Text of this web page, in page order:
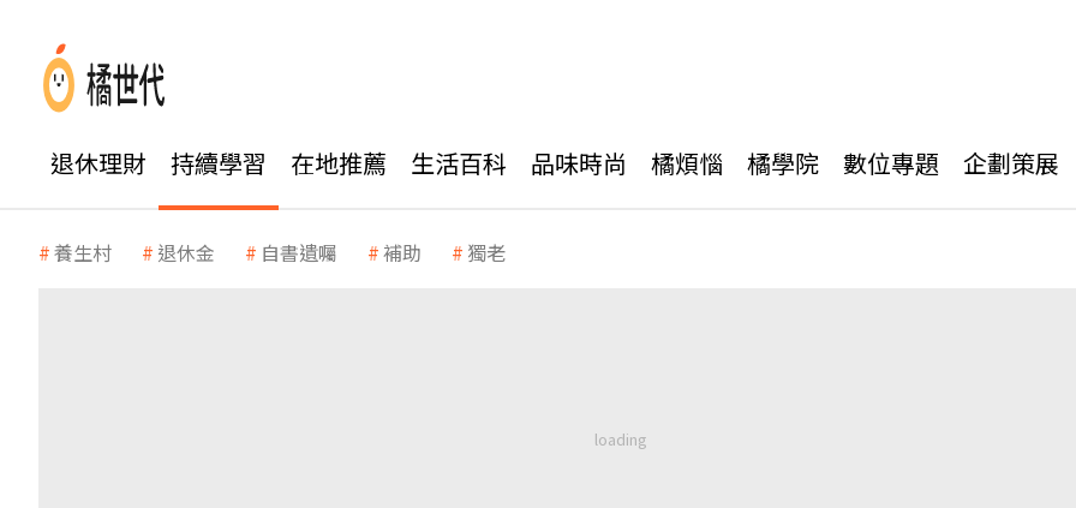
退休理財 持續學習 在地推薦 生活百科 品味時尚 橘煩惱 橘學院 數位專題 企劃策展
養生村 退休金 自書遺囑 補助 獨老